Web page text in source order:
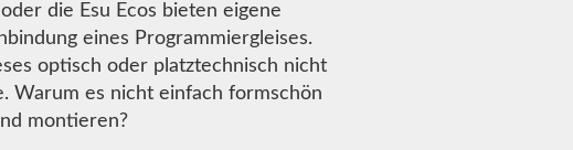
die Esu Ecos bieten eigene
eines Programmiergleises.
optisch oder platztechnisch nicht
Warum es nicht einfach formschön
montieren?